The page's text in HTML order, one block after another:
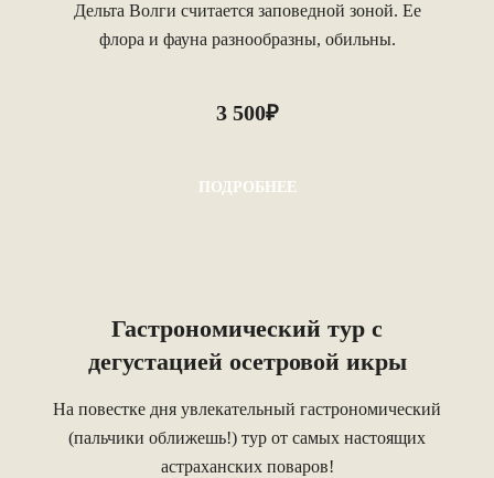
Дельта Волги считается заповедной зоной. Ее
флора и фауна разнообразны, обильны.
3 500₽
ПОДРОБНЕЕ
Гастрономический тур с
дегустацией осетровой икры
На повестке дня увлекательный гастрономический
(пальчики оближешь!) тур от самых настоящих
астраханских поваров!